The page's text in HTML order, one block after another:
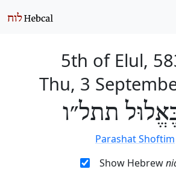
5th of Elul,
Thu, 3
תתל״ו
Parashat Shoftim
Show Hebrew